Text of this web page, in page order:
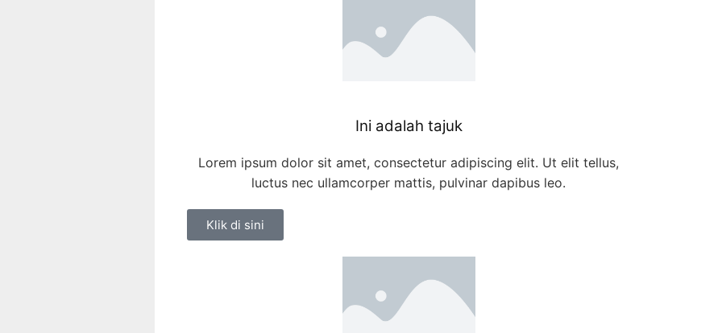
Ini adalah tajuk
Lorem ipsum dolor sit amet, consectetur adipiscing elit. Ut elit tellus,
luctus nec ullamcorper mattis, pulvinar dapibus leo.
Klik di sini